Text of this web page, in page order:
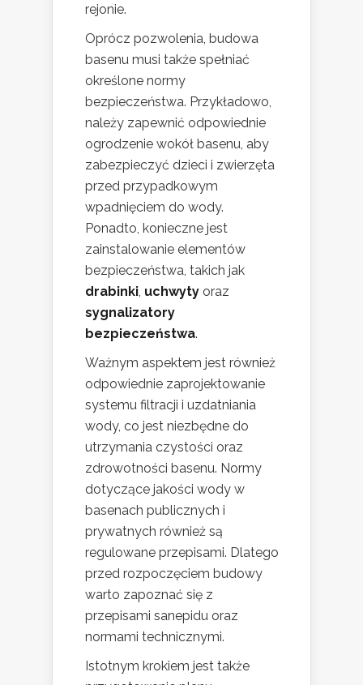
rejonie.
Oprócz pozwolenia, budowa
basenu musi także spełniać
określone normy
bezpieczeństwa. Przykładowo,
należy zapewnić odpowiednie
ogrodzenie wokół basenu, aby
zabezpieczyć dzieci i zwierzęta
przed przypadkowym
wpadnięciem do wody.
Ponadto, konieczne jest
zainstalowanie elementów
bezpieczeństwa, takich jak
drabinki, uchwyty oraz
sygnalizatory
bezpieczeństwa.
Ważnym aspektem jest również
odpowiednie zaprojektowanie
systemu filtracji i uzdatniania
wody, co jest niezbędne do
utrzymania czystości oraz
zdrowotności basenu. Normy
dotyczące jakości wody w
basenach publicznych i
prywatnych również są
regulowane przepisami. Dlatego
przed rozpoczęciem budowy
warto zapoznać się z
przepisami sanepidu oraz
normami technicznymi.
Istotnym krokiem jest także